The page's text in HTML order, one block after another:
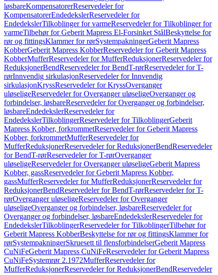
løsbareKompensatorerReservedeler for
KompensatorerEndedekslerReservedeler for
EndedekslerTilkoblinger for varmeReservedeler for Tilkoblinger for
varmeTilbehør for Geberit Mapress El-Forsinket StålBeskyttelse for
rør og fittingsKlammer for rørSystempakningerGeberit Mapress
KobberGeberit Mapress KobberReservedeler for Geberit Mapress
KobberMufferReservedeler for MufferReduksjonerReservedeler for
ReduksjonerBendReservedeler for BendT-rørReservedeler for T-
rørInnvendig sirkulasjonReservedeler for Innvendig
sirkulasjonKryssReservedeler for KryssOverganger
uløseligeReservedeler for Overganger uløseligeOverganger og
forbindelser, løsbareReservedeler for Overganger og forbindelser,
løsbareEndedekslerReservedeler for
EndedekslerTilkoblingerReservedeler for TilkoblingerGeberit
Mapress Kobber, forkrommetReservedeler for Geberit Mapress
Kobber, forkrommetMufferReservedeler for
MufferReduksjonerReservedeler for ReduksjonerBendReservedeler
for BendT-rørReservedeler for T-rørOverganger
uløseligeReservedeler for Overganger uløseligeGeberit Mapress
Kobber, gassReservedeler for Geberit Mapress Kobber,
gassMufferReservedeler for MufferReduksjonerReservedeler for
ReduksjonerBendReservedeler for BendT-rørReservedeler for T-
rørOverganger uløseligeReservedeler for Overganger
uløseligeOverganger og forbindelser, løsbareReservedeler for
Overganger og forbindelser, løsbareEndedekslerReservedeler for
EndedekslerTilkoblingerReservedeler for TilkoblingerTilbehør for
Geberit Mapress KobberBeskyttelse for rør og fittingsKlammer for
rørSystempakningerSkruesett til flensforbindelserGeberit Mapress
CuNiFeGeberit Mapress CuNiFeReservedeler for Geberit Mapress
CuNiFeSystemrør 2.1972MufferReservedeler for
MufferReduksjonerReservedeler for ReduksjonerBendReservedeler